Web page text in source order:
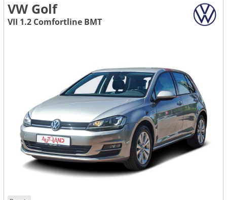
VW Golf
VII 1.2 Comfortline BMT